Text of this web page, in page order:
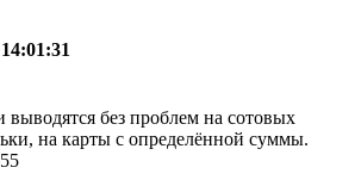
выводятся без проблем на сотовых
на карты с определённой суммы.